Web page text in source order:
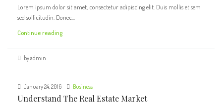
Lorem ipsum dolor sit amet, consectetur adipiscing elit. Duis mollis et sem
sed sollicitudin. Donec...
Continue reading
by admin
January 24, 2016 Business
Understand The Real Estate Market